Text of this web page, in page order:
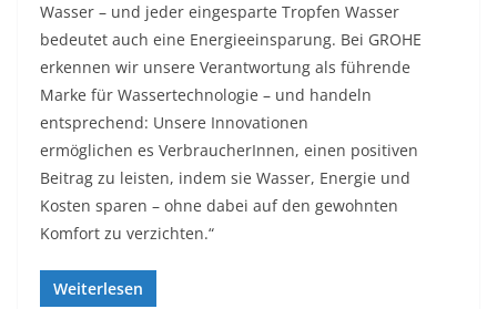
Wasser – und jeder eingesparte Tropfen Wasser
bedeutet auch eine Energieeinsparung. Bei GROHE
erkennen wir unsere Verantwortung als führende
Marke für Wassertechnologie – und handeln
entsprechend: Unsere Innovationen
ermöglichen es VerbraucherInnen, einen positiven
Beitrag zu leisten, indem sie Wasser, Energie und
Kosten sparen – ohne dabei auf den gewohnten
Komfort zu verzichten.“
Weiterlesen